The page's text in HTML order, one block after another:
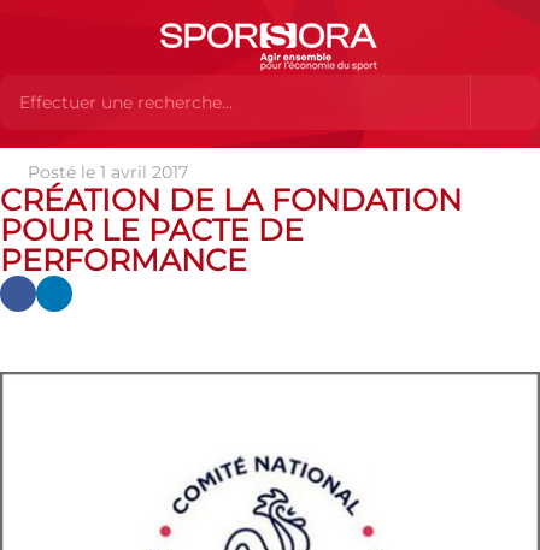
Actualités Actualités
de la Fondation pour le Pacte de Performance
Posté le 1 avril 2017
CRÉATION DE LA FONDATION
POUR LE PACTE DE
PERFORMANCE